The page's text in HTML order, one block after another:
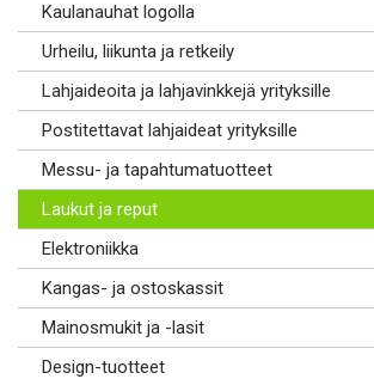
Kaulanauhat logolla
Urheilu, liikunta ja retkeily
Lahjaideoita ja lahjavinkkejä yrityksille
Postitettavat lahjaideat yrityksille
Messu- ja tapahtumatuotteet
Laukut ja reput
Elektroniikka
Kangas- ja ostoskassit
Mainosmukit ja -lasit
Design-tuotteet